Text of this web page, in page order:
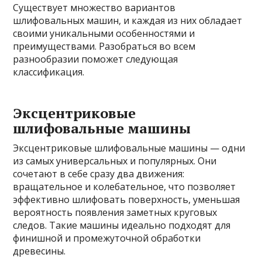
Существует множество вариантов
шлифовальных машин, и каждая из них обладает
своими уникальными особенностями и
преимуществами. Разобраться во всем
разнообразии поможет следующая
классификация.
Эксцентриковые
шлифовальные машины
Эксцентриковые шлифовальные машины — одни
из самых универсальных и популярных. Они
сочетают в себе сразу два движения:
вращательное и колебательное, что позволяет
эффективно шлифовать поверхность, уменьшая
вероятность появления заметных круговых
следов. Такие машины идеально подходят для
финишной и промежуточной обработки
древесины.